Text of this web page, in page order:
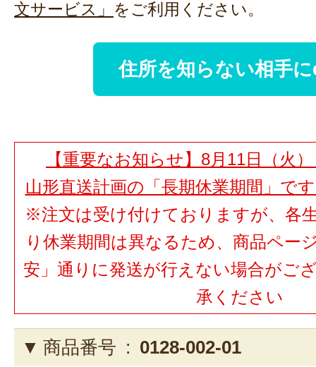
文サービス」 をご利用ください。
住所を知らない相手
【重要なお知らせ】8月11日（火
山形直送計画の「長期休業期間」で
※注文は受け付けておりますが、各
り休業期間は異なるため、商品ペー
安」通りに発送が行えない場合がご
承ください
商品番号 : 0128-002-01